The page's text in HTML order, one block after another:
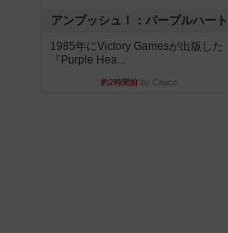
アンブッシュ！：パープルハート
1985年にVictory Gamesが出版した
『Purple Hea...
約2時間前 by Chaco